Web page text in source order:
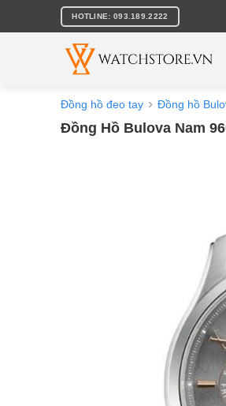
nội
HOTLINE: 093.189.2222
Đồng hồ đeo tay Đồng hồ
Đồng Hồ Bulova Nam